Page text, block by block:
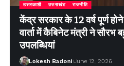
उत्तरकाशी उत्तराखंड राजनीति
केंद्र सरकार के 12 वर्ष पूर्ण
वार्ता में कैबिनेट मंत्री ने सौरभ
उपलब्धियां
Lokesh Badoni June 12, 2026